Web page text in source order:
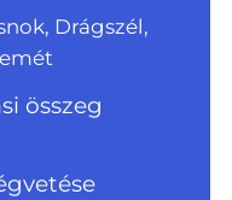
Drágszél,
összeg